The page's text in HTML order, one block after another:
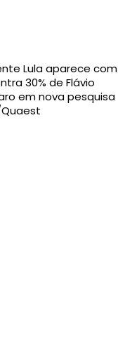
Lula aparece com
30% de Flávio
em nova pesquisa